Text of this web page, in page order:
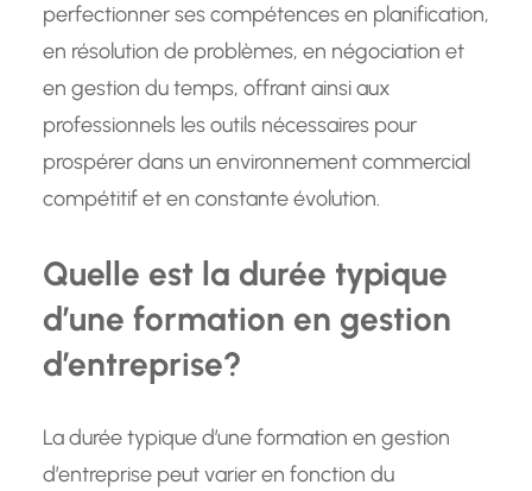
perfectionner ses compétences en planification,
en résolution de problèmes, en négociation et
en gestion du temps, offrant ainsi aux
professionnels les outils nécessaires pour
prospérer dans un environnement commercial
compétitif et en constante évolution.
Quelle est la durée typique
d’une formation en gestion
d’entreprise?
La durée typique d’une formation en gestion
d’entreprise peut varier en fonction du